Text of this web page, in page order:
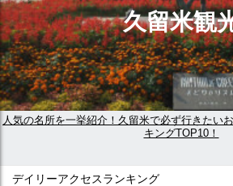
久留米観
人気の名所を一挙紹介！久留米で必ず行きたい
キングTOP10！
デイリーアクセスランキング